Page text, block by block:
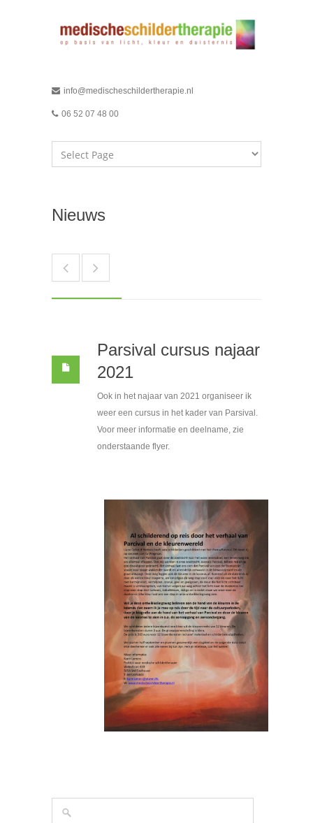
info@medischeschildertherapie.nl
06 52 07 48 00
Nieuws
Parsival cursus najaar
2021
Ook in het najaar van 2021 organiseer ik
weer een cursus in het kader van Parsival.
Voor meer informatie en deelname, zie
onderstaande flyer.